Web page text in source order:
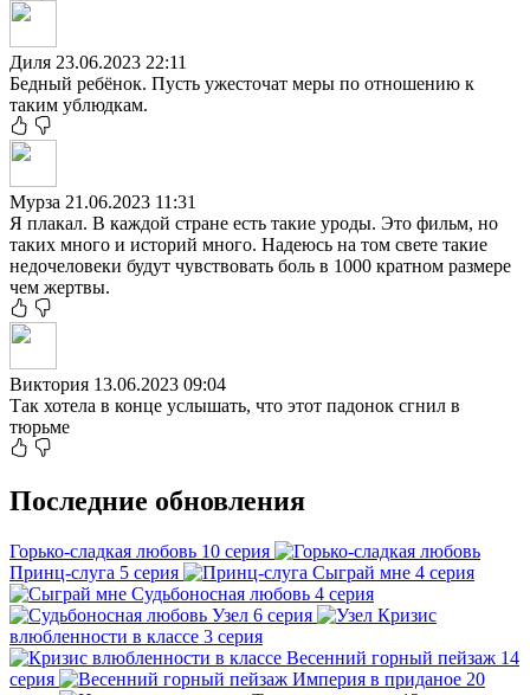
Диля 23.06.2023 22:11
Бедный ребёнок. Пусть ужесточат меры по отношению к
таким ублюдкам.
Мурза 21.06.2023 11:31
Я плакал. В каждой стране есть такие уроды. Это фильм, но
таких много и историй много. Надеюсь на том свете такие
недочеловеки будут чувствовать боль в 1000 кратном размере
чем жертвы.
Виктория 13.06.2023 09:04
Так хотела в конце услышать, что этот падонок сгнил в
тюрьме
Последние обновления
Горько-сладкая любовь 10 серия
Принц-слуга 5 серия Сыграй мне 4 серия
Судьбоносная любовь 4 серия
Узел 6 серия
Кризис
влюбленности в классе 3 серия
Весенний горный пейзаж 14
серия
Империя в приданое 20